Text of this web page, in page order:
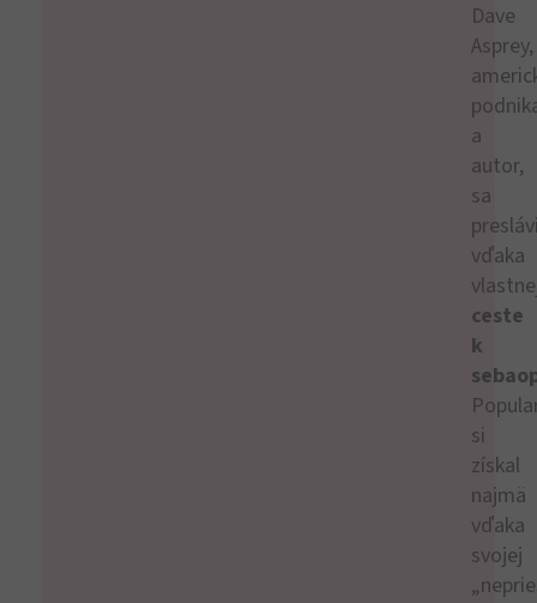
Dave
Asprey,
a
autor,
sa
vďaka
ceste
k
si
získal
najmä
vďaka
svojej